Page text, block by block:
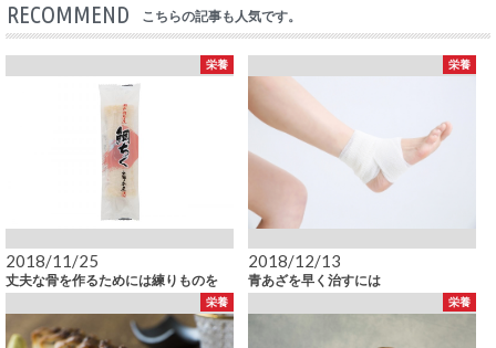
RECOMMEND こちらの記事も人気です。
栄養
2018/11/25
丈夫な骨を作るためには練りものを
栄養
2018/12/13
青あざを早く治すには
栄養 栄養